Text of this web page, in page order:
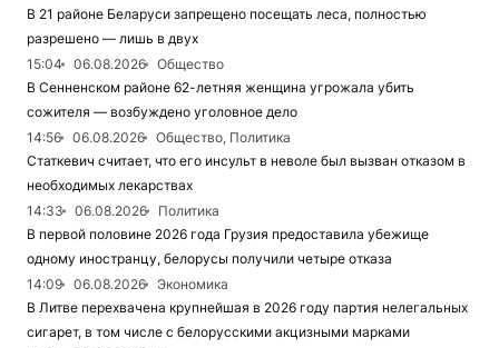
В 21 районе Беларуси запрещено посещать леса, полностью
разрешено — лишь в двух
15:04
06.08.2026
Общество
В Сенненском районе 62-летняя женщина угрожала убить
сожителя — возбуждено уголовное дело
14:56
06.08.2026
Общество, Политика
Статкевич считает, что его инсульт в неволе был вызван отказом в
необходимых лекарствах
14:33
06.08.2026
Политика
В первой половине 2026 года Грузия предоставила убежище
одному иностранцу, белорусы получили четыре отказа
14:09
06.08.2026
Экономика
В Литве перехвачена крупнейшая в 2026 году партия нелегальных
сигарет, в том числе с белорусскими акцизными марками